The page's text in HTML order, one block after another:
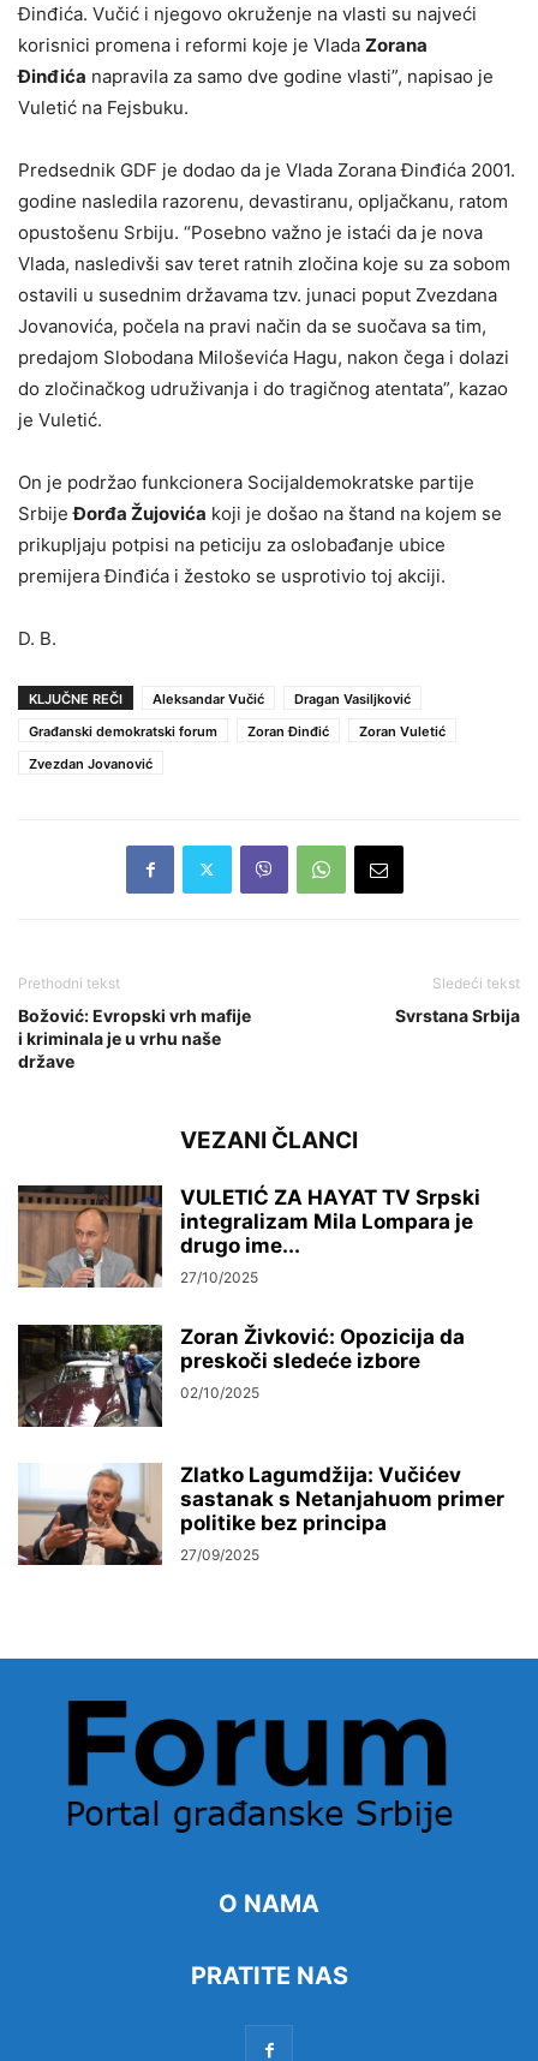
Đinđića. Vučić i njegovo okruženje na vlasti su najveći
korisnici promena i reformi koje je Vlada Zorana
Đinđića napravila za samo dve godine vlasti”, napisao je
Vuletić na Fejsbuku.
Predsednik GDF je dodao da je Vlada Zorana Đinđića 2001.
godine nasledila razorenu, devastiranu, opljačkanu, ratom
opustošenu Srbiju. “Posebno važno je istaći da je nova
Vlada, nasledivši sav teret ratnih zločina koje su za sobom
ostavili u susednim državama tzv. junaci poput Zvezdana
Jovanovića, počela na pravi način da se suočava sa tim,
predajom Slobodana Miloševića Hagu, nakon čega i dolazi
do zločinačkog udruživanja i do tragičnog atentata”, kazao
je Vuletić.
On je podržao funkcionera Socijaldemokratske partije
SrbijeĐorđa Žujovića koji je došao na štand na kojem se
prikupljaju potpisi na peticiju za oslobađanje ubice
premijera Đinđića i žestoko se usprotivio toj akciji.
D. B.
KLJUČNE REČI Aleksandar Vučić
Dragan Vasiljković
Građanski demokratski forum
Zoran Đinđić
Zoran Vuletić
Zvezdan Jovanović
Prethodni tekst
Božović: Evropski vrh mafije
i kriminala je u vrhu naše
države
Sledeći tekst
Svrstana Srbija
VEZANI ČLANCI
VULETIĆ ZA HAYAT TV Srpski
integralizam Mila Lompara je
drugo ime...
27/10/2025
Zoran Živković: Opozicija da
preskoči sledeće izbore
02/10/2025
Zlatko Lagumdžija: Vučićev
sastanak s Netanjahuom primer
politike bez principa
27/09/2025
O NAMA
PRATITE NAS